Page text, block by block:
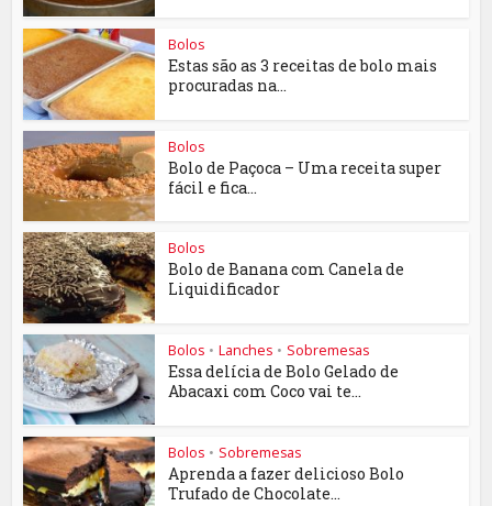
Bolos
Estas são as 3 receitas de bolo mais
procuradas na...
Bolos
Bolo de Paçoca – Uma receita super
fácil e fica...
Bolos
Bolo de Banana com Canela de
Liquidificador
Bolos • Lanches • Sobremesas
Essa delícia de Bolo Gelado de
Abacaxi com Coco vai te...
Bolos • Sobremesas
Aprenda a fazer delicioso Bolo
Trufado de Chocolate...